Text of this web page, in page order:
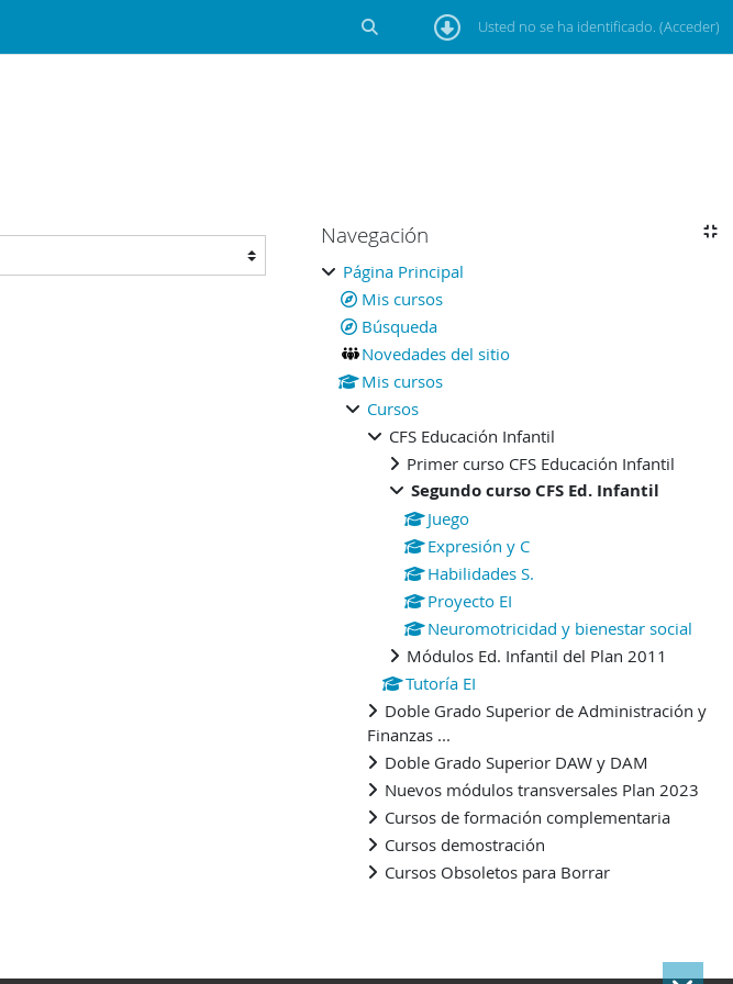
Selector de búsqueda de entrada
Usted no se ha identificado. (Acceder)
Bloques
Salta Navegación
Navegación
Página Principal
Mis cursos
Búsqueda
Novedades del sitio
Mis cursos
Cursos
CFS Educación Infantil
Primer curso CFS Educación Infantil
Segundo curso CFS Ed. Infantil
Juego
Expresión y C
Habilidades S.
Proyecto EI
Neuromotricidad y bienestar social
Módulos Ed. Infantil del Plan 2011
Tutoría EI
Doble Grado Superior de Administración y
Finanzas ...
Doble Grado Superior DAW y DAM
Nuevos módulos transversales Plan 2023
Cursos de formación complementaria
Cursos demostración
Cursos Obsoletos para Borrar